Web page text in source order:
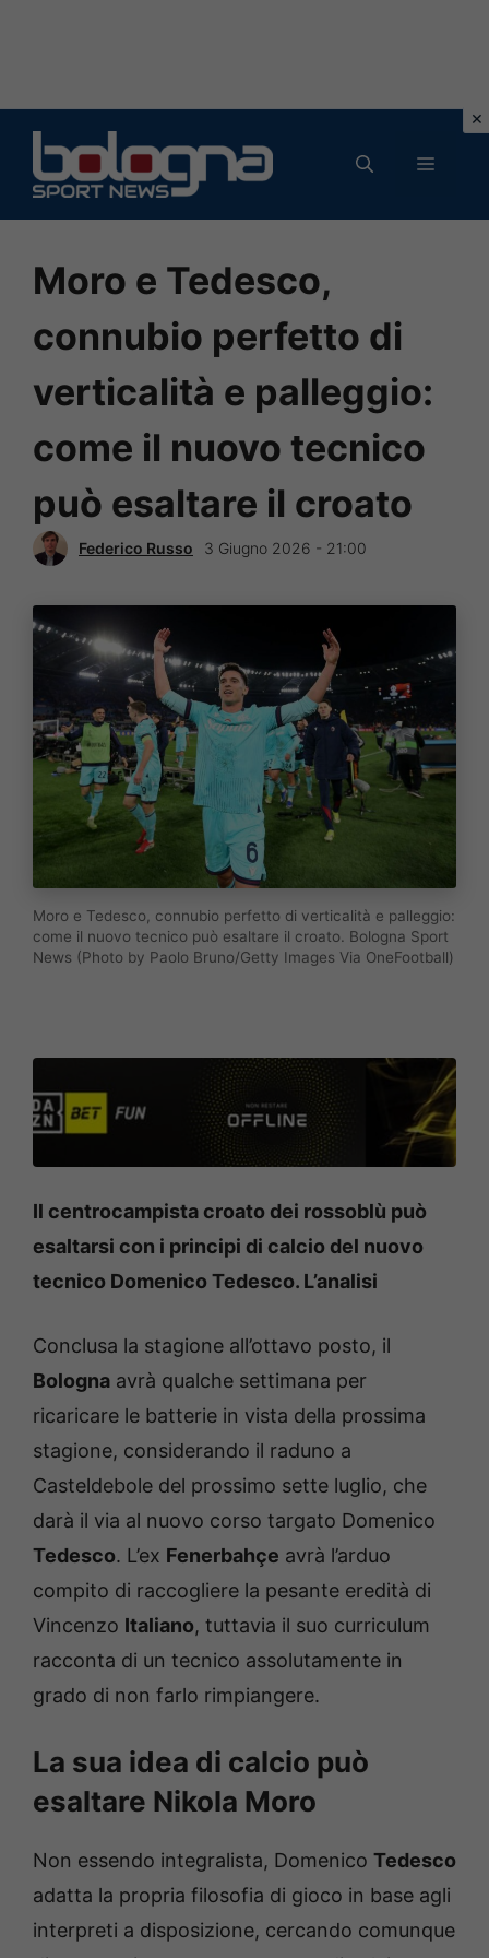
contenuto
MENU
Moro e Tedesco,
connubio perfetto di
verticalità e palleggio:
come il nuovo tecnico
può esaltare il croato
Federico Russo 3 Giugno 2026 - 21:00
Moro e Tedesco, connubio perfetto di verticalità e palleggio:
come il nuovo tecnico può esaltare il croato. Bologna Sport
News (Photo by Paolo Bruno/Getty Images Via OneFootball)
Il centrocampista croato dei rossoblù può
esaltarsi con i principi di calcio del nuovo
tecnico Domenico Tedesco. L’analisi
Conclusa la stagione all’ottavo posto, il
Bologna avrà qualche settimana per
ricaricare le batterie in vista della prossima
stagione, considerando il raduno a
Casteldebole del prossimo sette luglio, che
darà il via al nuovo corso targato Domenico
Tedesco. L’ex Fenerbahçe avrà l’arduo
compito di raccogliere la pesante eredità di
Vincenzo Italiano, tuttavia il suo curriculum
racconta di un tecnico assolutamente in
grado di non farlo rimpiangere.
La sua idea di calcio può
esaltare Nikola Moro
Non essendo integralista, Domenico Tedesco
adatta la propria filosofia di gioco in base agli
interpreti a disposizione, cercando comunque